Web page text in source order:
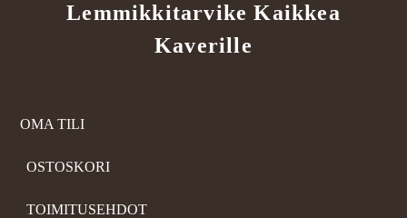
Lemmikkitarvike Kaikkea
Kaverille
OMA TILI
OSTOSKORI
TOIMITUSEHDOT